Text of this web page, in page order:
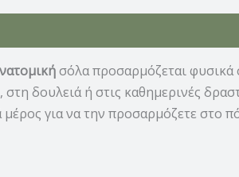
σόλα προσαρμόζεται
δουλειά ή στις καθημερινές
για να την προσαρμόζετε στο